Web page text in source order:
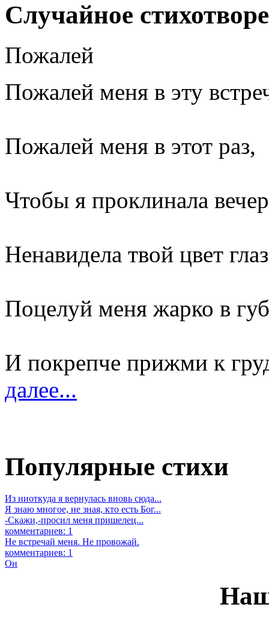
Случайное
Пожалей
Пожалей меня в эту
Пожалей меня в этот раз,
Чтобы я проклинала
Ненавидела твой цвет
Поцелуй меня жарко в
И покрепче прижми к
далее...
Популярные стихи
Из ниоткуда я вернулась вновь сюда...
Я знаю многое, не зная, кто есть Бог...
-Скажи,-просил меня пришелец...
комментариев: 1
Не встречай меня. Не провожай.
комментариев: 1
Он